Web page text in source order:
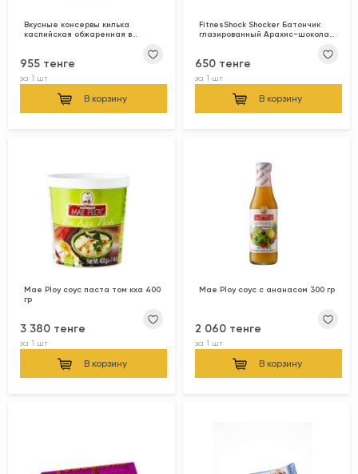
Вкусные консервы килька
каспийская обжаренная в
955 тенге
за 1 шт
В корзину
FitnesShock Shocker Батончик
глазированный Арахис-шоколад
650 тенге
за 1 шт
В корзину
Mae Ploy соус паста том кха 400
гр
3 380 тенге
за 1 шт
В корзину
Mae Ploy соус с ананасом 300 гр
2 060 тенге
за 1 шт
В корзину